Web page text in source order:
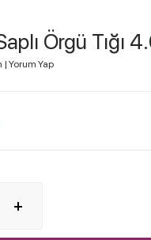
Örgü Tığı
| Yorum Yap